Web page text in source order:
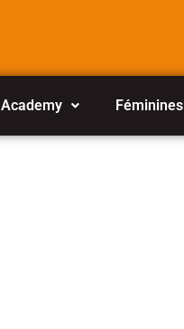
Academy Féminines